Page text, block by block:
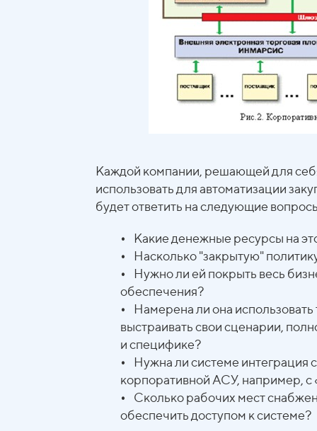
Каждой компании, решающей для
использовать для автоматизации
будет ответить на следующие
• Какие денежные ресурсы на
• Насколько "закрытую"
•
Нужно ли ей покрыть весь
обеспечения?
• Намерена ли она
выстраивать свои сценарии,
и специфике?
• Нужна ли системе
корпоративной АСУ, например, с
• Сколько рабочих мест
обеспечить доступом к системе?